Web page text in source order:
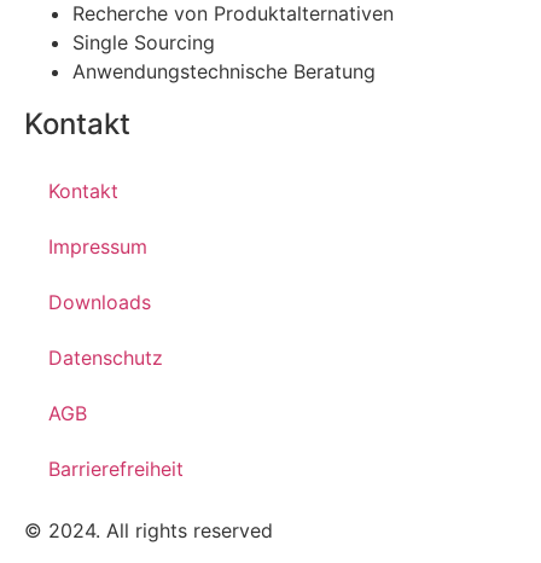
Recherche von Produktalternativen
Single Sourcing
Anwendungstechnische Beratung
Kontakt
Kontakt
Impressum
Downloads
Datenschutz
AGB
Barrierefreiheit
© 2024. All rights reserved